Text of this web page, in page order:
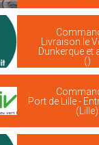
Livraison le
Dunkerque et
()
Port de Lille -
(Lille)